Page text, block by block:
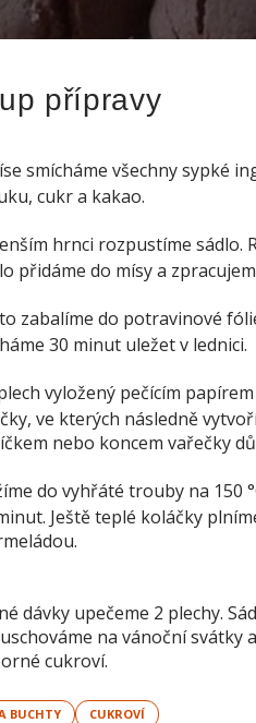
přípravy
smícháme všechny sypké
cukr a kakao.
hrnci rozpustíme sádlo.
přidáme do mísy a
zabalíme do potravinové
30 minut uležet v lednici.
vyložený pečícím
ve kterých následně
nebo koncem vařečky
do vyhřáté trouby na 150
Ještě teplé koláčky
dávky upečeme 2 plechy.
na vánoční svátky
cukroví.
BUCHTY CUKROVÍ